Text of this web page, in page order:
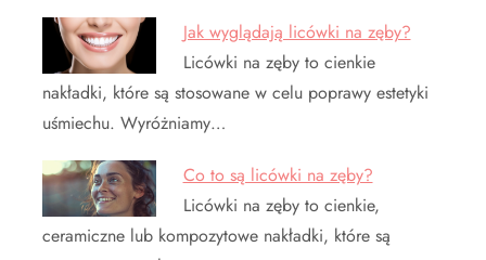
Jak wyglądają licówki na zęby?
Licówki na zęby to cienkie
nakładki, które są stosowane w celu poprawy estetyki
uśmiechu. Wyróżniamy…
Co to są licówki na zęby?
Licówki na zęby to cienkie,
ceramiczne lub kompozytowe nakładki, które są